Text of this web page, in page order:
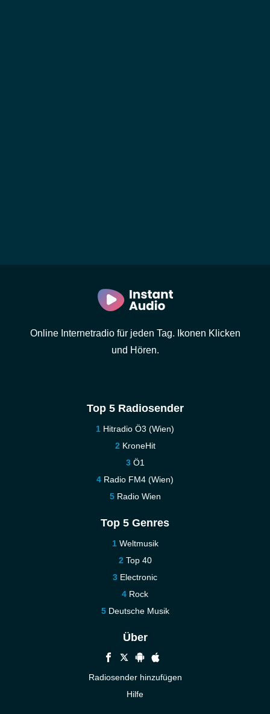
Online Internetradio für jeden Tag. Ikonen Klicken
und Hören.
Top 5 Radiosender
Hitradio Ö3 (Wien)
KroneHit
Ö1
Radio FM4 (Wien)
Radio Wien
Top 5 Genres
Weltmusik
Top 40
Electronic
Rock
Deutsche Musik
Über
Radiosender hinzufügen
Hilfe